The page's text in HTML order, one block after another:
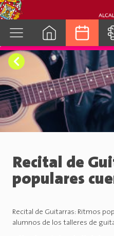
Recital de
populares
Recital de Guitarras: Ritmos
alumnos de los talleres de